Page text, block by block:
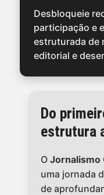
Desbloqueie
participação e
estruturada de
editorial e
Do
estrutura
O Jornalismo
uma jornada
de